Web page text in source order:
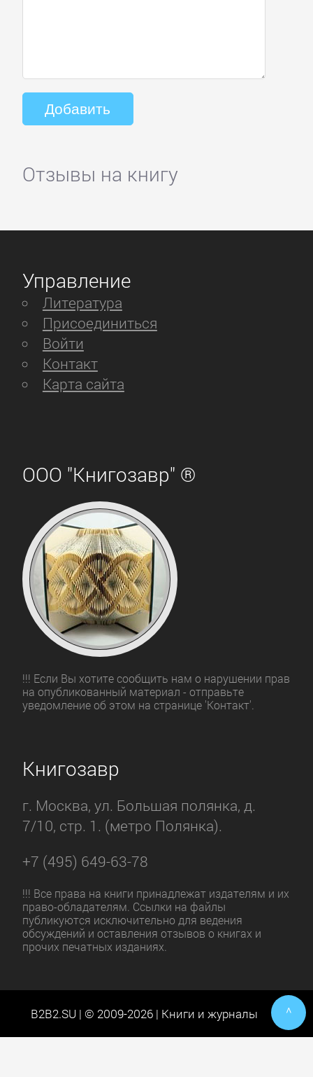
Отзывы на книгу
Управление
Литература
Присоединиться
Войти
Контакт
Карта сайта
ООО "Книгозавр" ®
!!! Если Вы хотите сообщить нам о нарушении прав
на опубликованный материал - отправьте
уведомление об этом на странице 'Контакт'.
Книгозавр
г. Москва, ул. Большая полянка, д.
7/10, стр. 1. (метро Полянка).
+7 (495) 649-63-78
!!! Все права на книги принадлежат издателям и их
право-обладателям. Ссылки на файлы
публикуются исключительно для ведения
обсуждений и оставления отзывов о книгах и
прочих печатных изданиях.
B2B2.SU | © 2009-2026 | Книги и журналы ^